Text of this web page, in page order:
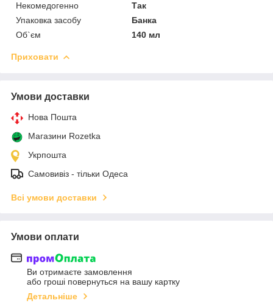
Некомедогенно
Так
Упаковка засобу
Банка
Об`єм
140 мл
Приховати
Умови доставки
Нова Пошта
Магазини Rozetka
Укрпошта
Самовивіз - тільки Одеса
Всі умови доставки
Умови оплати
Ви отримаєте замовлення
або гроші повернуться на вашу картку
Детальніше